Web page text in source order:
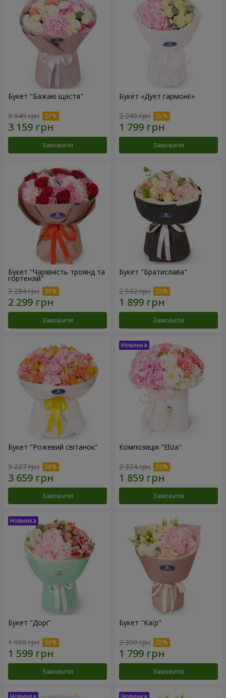
Букет "Бажаю щастя"
3 949 грн
Замовити
Букет «Дует гармонії»
2 249 грн
Замовити
Букет "Чарівність троянд та
гортензій"
3 284 грн
Замовити
Букет "Братислава"
2 532 грн
Замовити
Букет "Рожевий світанок"
5 227 грн
Замовити
Композиція "Eliza"
2 324 грн
Замовити
Букет "Дорі"
1 999 грн
Замовити
Букет "Каїр"
2 399 грн
Замовити